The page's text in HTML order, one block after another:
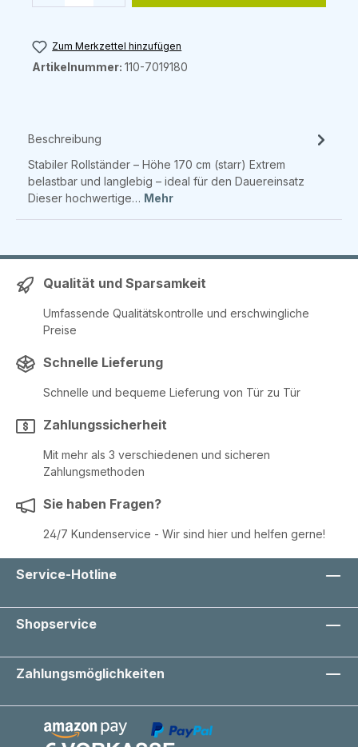
Zum Merkzettel hinzufügen
Artikelnummer: 110-7019180
Beschreibung
Stabiler Rollständer – Höhe 170 cm (starr) Extrem
belastbar und langlebig – ideal für den Dauereinsatz
Dieser hochwertige… Mehr
Qualität und Sparsamkeit
Umfassende Qualitätskontrolle und erschwingliche
Preise
Schnelle Lieferung
Schnelle und bequeme Lieferung von Tür zu Tür
Zahlungssicherheit
Mit mehr als 3 verschiedenen und sicheren
Zahlungsmethoden
Sie haben Fragen?
24/7 Kundenservice - Wir sind hier und helfen gerne!
Service-Hotline
Shopservice
Zahlungsmöglichkeiten